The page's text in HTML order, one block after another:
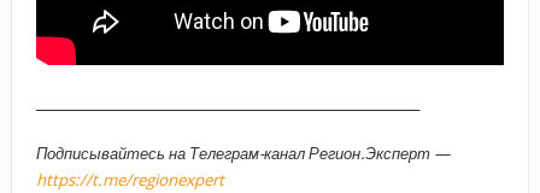
Подписывайтесь на Телеграм-канал Регион.Эксперт —
https://t.me/regionexpert